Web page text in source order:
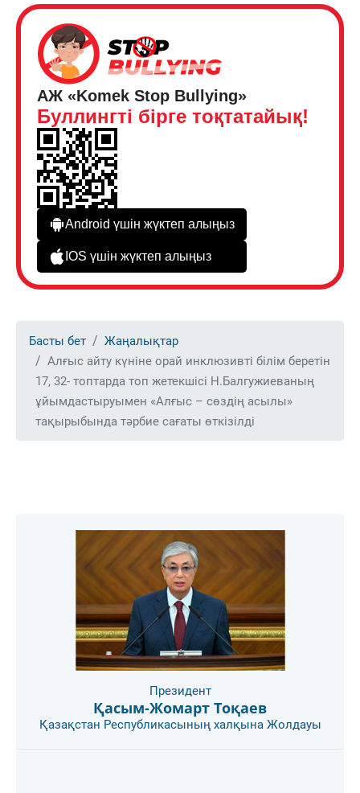
АЖ «Komek Stop Bullying»
Буллингті бірге тоқтатайық!
Android үшін жүктеп алыңыз
IOS үшін жүктеп алыңыз
Басты бет
Жаңалықтар
Алғыс айту күніне орай инклюзивті білім беретін
17, 32- топтарда топ жетекшісі Н.Балгужиеваның
ұйымдастыруымен «Алғыс – сөздің асылы»
тақырыбында тәрбие сағаты өткізілді
Президент
Қасым-Жомарт Тоқаев
Қазақстан Республикасының халқына Жолдауы